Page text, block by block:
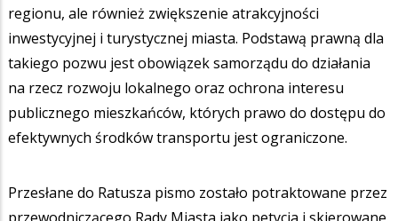
regionu, ale również zwiększenie atrakcyjności
inwestycyjnej i turystycznej miasta. Podstawą prawną dla
takiego pozwu jest obowiązek samorządu do działania
na rzecz rozwoju lokalnego oraz ochrona interesu
publicznego mieszkańców, których prawo do dostępu do
efektywnych środków transportu jest ograniczone.
Przesłane do Ratusza pismo zostało potraktowane przez